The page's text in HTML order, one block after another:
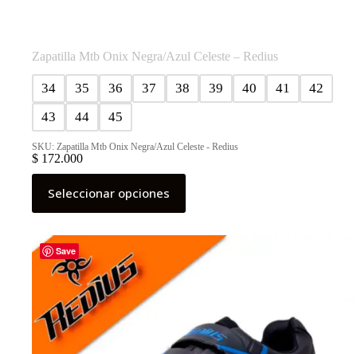
Zapatilla Mtb Onix Negra/Azul Celeste – Redius
34 35 36 37 38 39 40 41
42
43
44 45
SKU: Zapatilla Mtb Onix Negra/Azul Celeste - Redius
$ 172.000
Seleccionar opciones
Este
producto
tiene
variantes.
Las
opciones
elegir
en
Save